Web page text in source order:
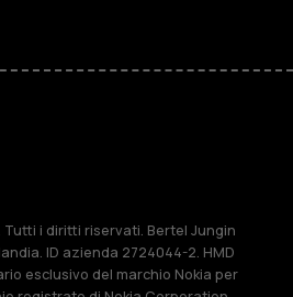
Tutti i diritti riservati. Bertel Jungin
ID azienda 2724044-2. HMD
esclusivo del marchio Nokia per